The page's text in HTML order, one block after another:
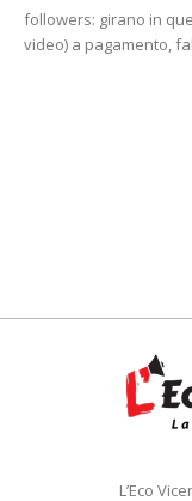
followers: girano in
video) a pagamento,
L’Eco